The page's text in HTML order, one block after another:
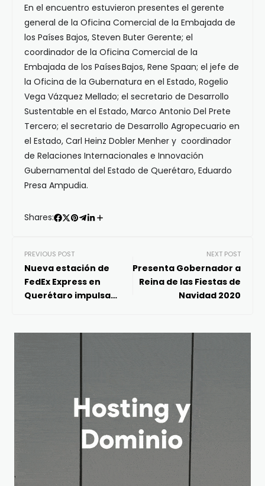
En el encuentro estuvieron presentes el gerente
general de la Oficina Comercial de la Embajada de
los Países Bajos, Steven Buter Gerente; el
coordinador de la Oficina Comercial de la
Embajada de los Países Bajos, Rene Spaan; el jefe de
la Oficina de la Gubernatura en el Estado, Rogelio
Vega Vázquez Mellado; el secretario de Desarrollo
Sustentable en el Estado, Marco Antonio Del Prete
Tercero; el secretario de Desarrollo Agropecuario en
el Estado, Carl Heinz Dobler Menher y coordinador
de Relaciones Internacionales e Innovación
Gubernamental del Estado de Querétaro, Eduardo
Presa Ampudia.
Shares:
PREVIOUS POST
Nueva estación de
FedEx Express en
Querétaro impulsa
Gobernador
NEXT POST
Presenta Gobernador a
Reina de las Fiestas de
Navidad 2020